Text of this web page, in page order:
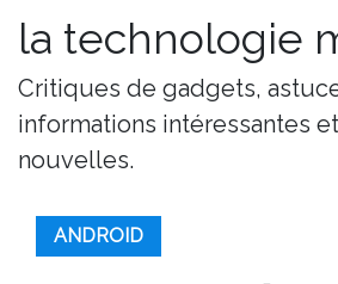
la technologie
Critiques de gadgets,
informations intéressantes
nouvelles.
ANDROID